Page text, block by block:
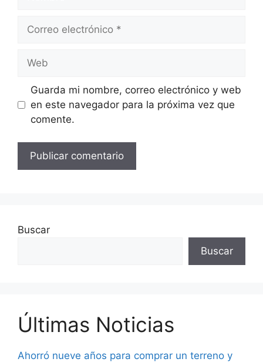
Correo
Web
Guarda mi nombre, correo electrónico y web
en este navegador para la próxima vez que
comente.
Buscar
Buscar
Últimas Noticias
Ahorró nueve años para comprar un terreno y